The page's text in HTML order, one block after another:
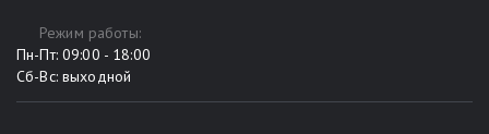
Режим работы:
Пн-Пт: 09:00 - 18:00
Сб-Вс: выходной